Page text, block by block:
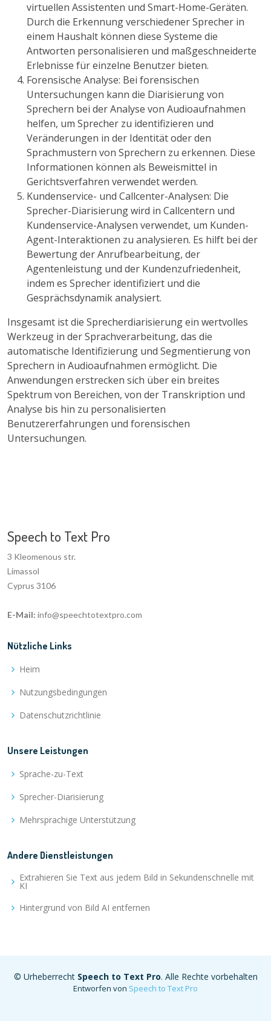
virtuellen Assistenten und Smart-Home-Geräten.
Durch die Erkennung verschiedener Sprecher in
einem Haushalt können diese Systeme die
Antworten personalisieren und maßgeschneiderte
Erlebnisse für einzelne Benutzer bieten.
Forensische Analyse: Bei forensischen
Untersuchungen kann die Diarisierung von
Sprechern bei der Analyse von Audioaufnahmen
helfen, um Sprecher zu identifizieren und
Veränderungen in der Identität oder den
Sprachmustern von Sprechern zu erkennen. Diese
Informationen können als Beweismittel in
Gerichtsverfahren verwendet werden.
Kundenservice- und Callcenter-Analysen: Die
Sprecher-Diarisierung wird in Callcentern und
Kundenservice-Analysen verwendet, um Kunden-
Agent-Interaktionen zu analysieren. Es hilft bei der
Bewertung der Anrufbearbeitung, der
Agentenleistung und der Kundenzufriedenheit,
indem es Sprecher identifiziert und die
Gesprächsdynamik analysiert.
Insgesamt ist die Sprecherdiarisierung ein wertvolles
Werkzeug in der Sprachverarbeitung, das die
automatische Identifizierung und Segmentierung von
Sprechern in Audioaufnahmen ermöglicht. Die
Anwendungen erstrecken sich über ein breites
Spektrum von Bereichen, von der Transkription und
Analyse bis hin zu personalisierten
Benutzererfahrungen und forensischen
Untersuchungen.
Speech to Text Pro
3 Kleomenous str.
Limassol
Cyprus 3106
E-Mail: info@speechtotextpro.com
Nützliche Links
Heim
Nutzungsbedingungen
Datenschutzrichtlinie
Unsere Leistungen
Sprache-zu-Text
Sprecher-Diarisierung
Mehrsprachige Unterstützung
Andere Dienstleistungen
Extrahieren Sie Text aus jedem Bild in Sekundenschnelle mit
KI
Hintergrund von Bild AI entfernen
© Urheberrecht Speech to Text Pro. Alle Rechte vorbehalten
Entworfen von Speech to Text Pro